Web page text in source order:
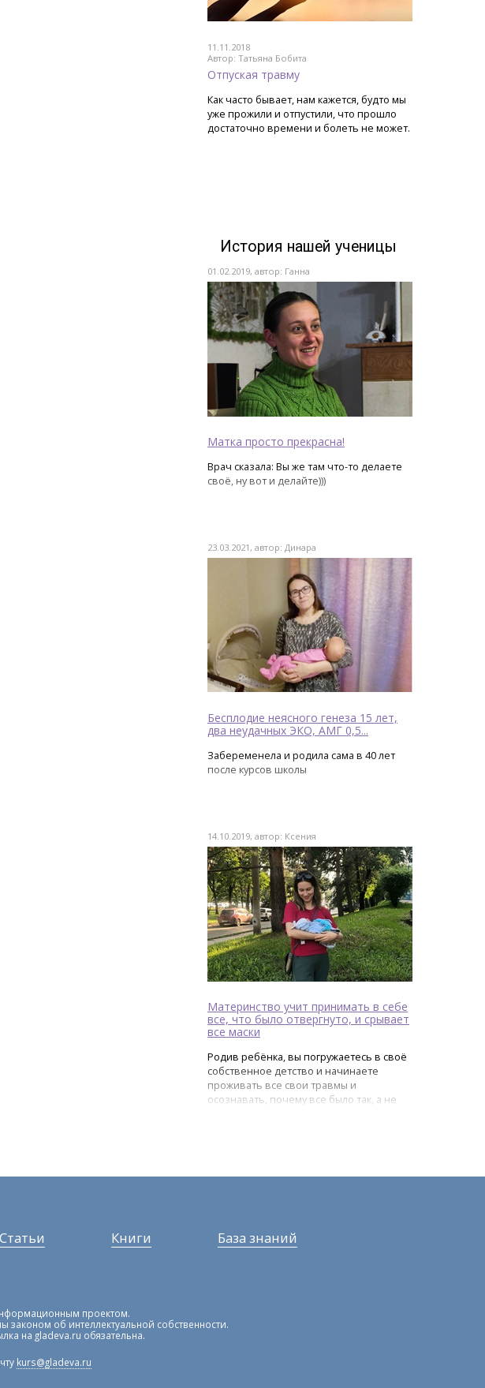
11.11.2018
Автор: Татьяна Бобита
Отпуская травму
Как часто бывает, нам кажется, будто мы
уже прожили и отпустили, что прошло
достаточно времени и болеть не может.
История нашей ученицы
01.02.2019, автор: Ганна
Матка просто прекрасна!
Врач сказала: Вы же там что-то делаете
своё, ну вот и делайте)))
23.03.2021, автор: Динара
Бесплодие неясного генеза 15 лет,
два неудачных ЭКО, АМГ 0,5...
Забеременела и родила сама в 40 лет
после курсов школы
14.10.2019, автор: Ксения
Материнство учит принимать в себе
все, что было отвергнуто, и срывает
все маски
Родив ребёнка, вы погружаетесь в своё
собственное детство и начинаете
проживать все свои травмы и
осознавать, почему все было так, а не
Статьи Книги База знаний
проектом.
об интеллектуальной собственности.
на gladeva.ru обязательна.
kurs@gladeva.ru